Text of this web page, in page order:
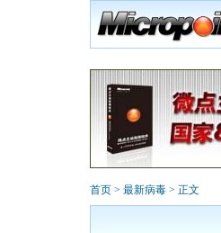
首页 > 最新病毒 > 正文